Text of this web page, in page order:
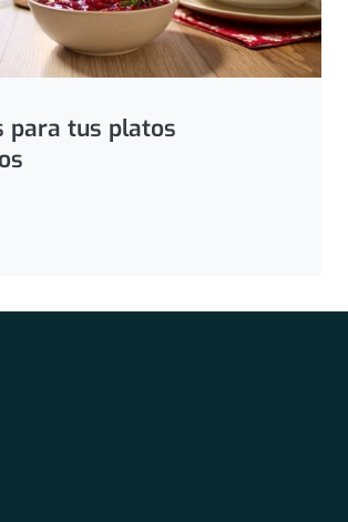
para tus platos